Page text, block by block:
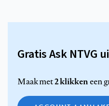
Gratis Ask NTVG
Maak met2 klikkeneen